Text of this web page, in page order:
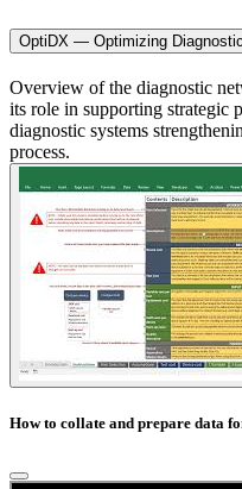
OptiDX — Optimizing
Overview of the diagnostic
its role in supporting strategic
diagnostic systems
process.
How to collate and prepare data